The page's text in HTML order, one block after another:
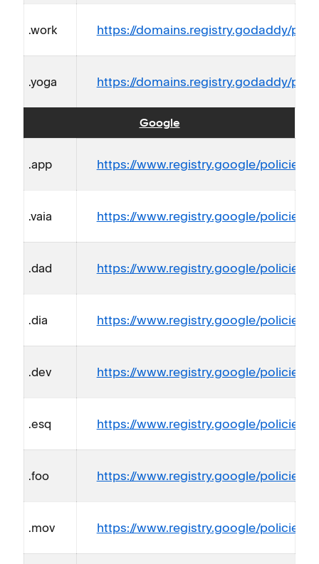
.work https://domains.registry.godaddy/
.yoga https://domains.registry.godaddy/
Google
.app https://www.registry.google/policies/
.vaia https://www.registry.google/policies/
.dad https://www.registry.google/policies/
.dia https://www.registry.google/policies/
.dev https://www.registry.google/policies/
.esq https://www.registry.google/policies/
.foo https://www.registry.google/policies/
.mov https://www.registry.google/policies/